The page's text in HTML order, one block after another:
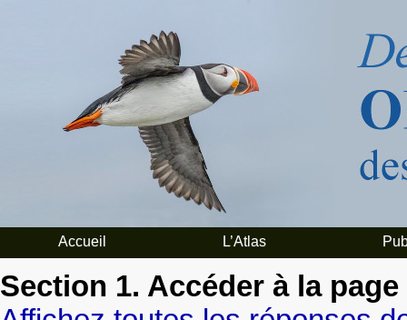
Accueil L’Atlas
Section 1. Accéder à la